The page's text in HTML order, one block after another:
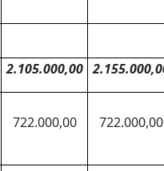
2.105.000,00
722.000,00 722.000,00